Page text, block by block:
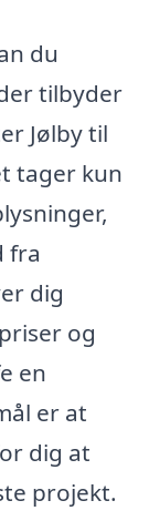
du
tilbyder
Jølby til
tager kun
fra
dig
og
en
er at
dig at
projekt.